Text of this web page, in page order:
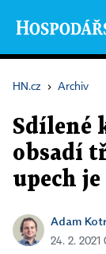
HN.cz › Archiv
Sdílené
obsadí
upech
Adam
24. 2.